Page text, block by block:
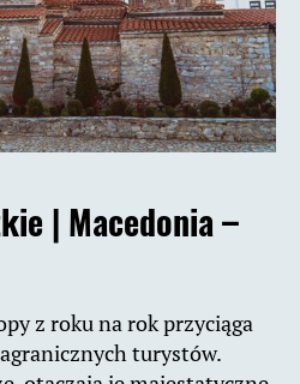
| Macedonia –
z roku na rok przyciąga
turystów.